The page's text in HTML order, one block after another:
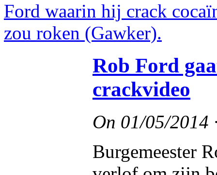
Rob Ford
crackvideo
On 01/05/2014
Burgemeester